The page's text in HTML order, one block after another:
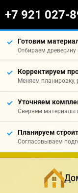
+7 921 027-
Готовим
Отбираем
Корректируем
Меняем планировку,
Уточняем
Сверяем материалы
Планируем
Согласовываем